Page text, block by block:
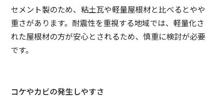
セメント製のため、粘土瓦や軽量屋根材と比べるとやや
重さがあります。耐震性を重視する地域では、軽量化さ
れた屋根材の方が安心とされるため、慎重に検討が必要
です。
コケやカビの発生しやすさ